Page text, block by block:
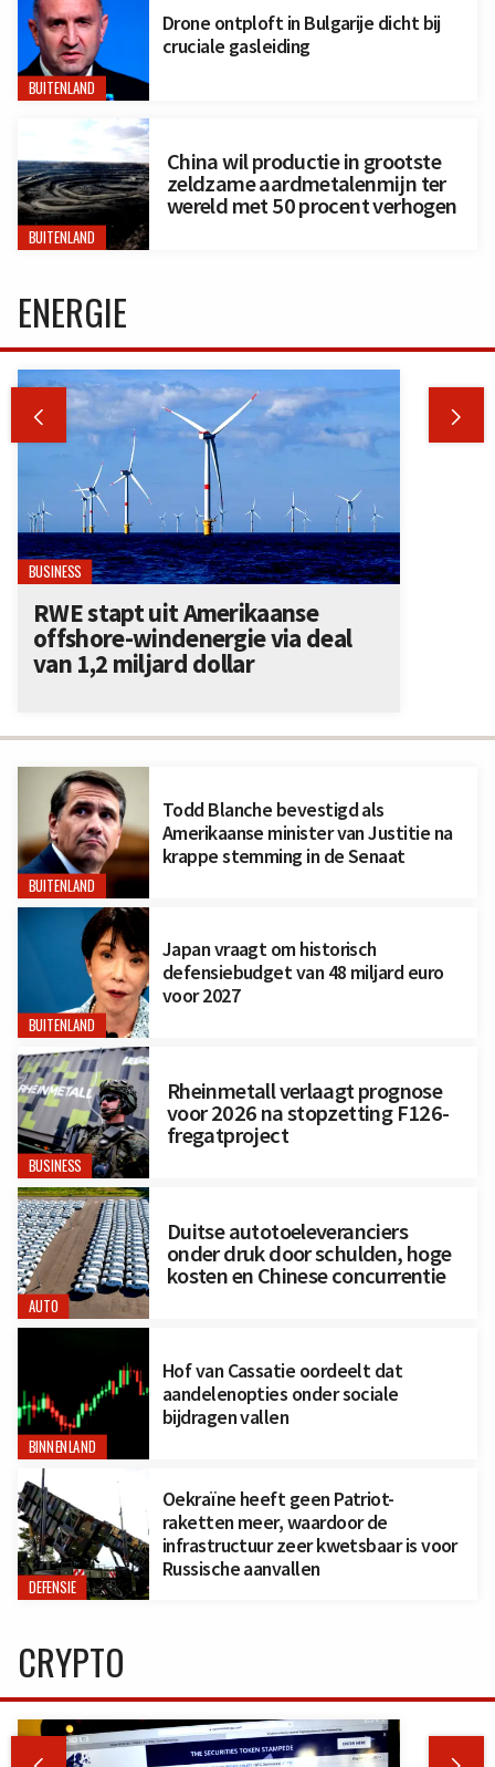
BUITENLAND
Drone ontploft in Bulgarije dicht bij
cruciale gasleiding
BUITENLAND
China wil productie in grootste
zeldzame aardmetalenmijn ter
wereld met 50 procent verhogen
BUITENLAND
Todd Blanche bevestigd als
Amerikaanse minister van Justitie na
krappe stemming in de Senaat
BUITENLAND
Japan vraagt om historisch
defensiebudget van 48 miljard euro
voor 2027
BUSINESS
Rheinmetall verlaagt prognose
voor 2026 na stopzetting F126-
fregatproject
AUTO
Duitse autotoeleveranciers
onder druk door schulden, hoge
kosten en Chinese concurrentie
BINNENLAND
Hof van Cassatie oordeelt dat
aandelenopties onder sociale
bijdragen vallen
DEFENSIE
Oekraïne heeft geen Patriot-
raketten meer, waardoor de
infrastructuur zeer kwetsbaar is voor
Russische aanvallen
ENERGIE
 
BUSINESS
RWE stapt uit Amerikaanse
offshore-windenergie via deal
van 1,2 miljard dollar
CRYPTO